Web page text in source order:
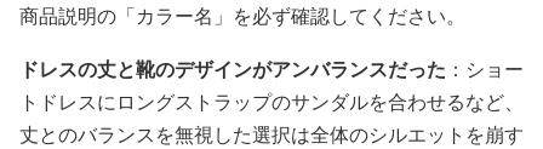
商品説明の「カラー名」を必ず確認してください。
ドレスの丈と靴のデザインがアンバランスだった ：ショー
トドレスにロングストラップのサンダルを合わせるなど、
丈とのバランスを無視した選択は全体のシルエットを崩す